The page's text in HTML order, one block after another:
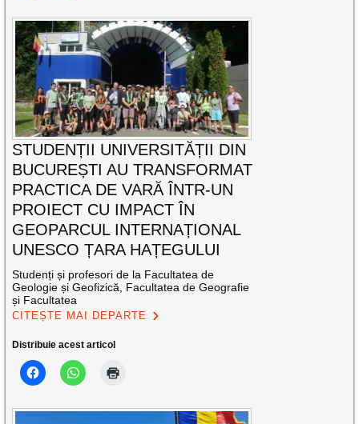
STUDENȚII UNIVERSITĂȚII DIN
BUCUREȘTI AU TRANSFORMAT
PRACTICA DE VARĂ ÎNTR-UN
PROIECT CU IMPACT ÎN
GEOPARCUL INTERNAȚIONAL
UNESCO ȚARA HAȚEGULUI
Studenți și profesori de la Facultatea de
Geologie și Geofizică, Facultatea de Geografie
și Facultatea
CITEȘTE MAI DEPARTE
Distribuie acest articol